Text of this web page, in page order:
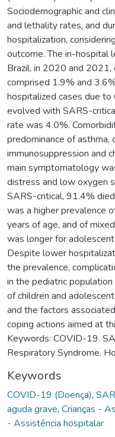
Sociodemographic and
and lethality rates, and
hospitalization,
outcome. The in-hospital
Brazil, in 2020 and 2021,
comprised 1.9% and
hospitalized cases due
evolved with SARS-
rate was 4.0%.
predominance of asthma,
immunosuppression and
main symptomatology
distress and low oxygen
SARS-critical, 91.4%
was a higher prevalence
years of age, and of
was longer for
Despite lower
the prevalence,
in the pediatric
of children and
and the factors
coping actions aimed at
Keywords: COVID-19.
Respiratory Syndrome.
Keywords
COVID-19 (Doença),
aguda grave, Crianças -
- Assistência hospitalar